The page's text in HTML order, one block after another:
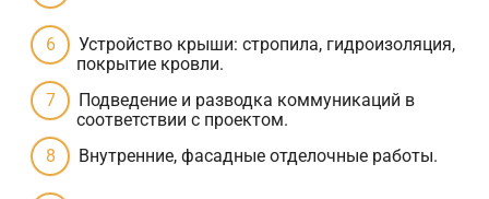
Устройство крыши: стропила, гидроизоляция,
покрытие кровли.
Подведение и разводка коммуникаций в
соответствии с проектом.
Внутренние, фасадные отделочные работы.